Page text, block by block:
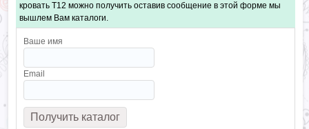
кровать T12 можно получить оставив сообщение в этой форме мы
вышлем Вам каталоги.
Ваше имя
Email